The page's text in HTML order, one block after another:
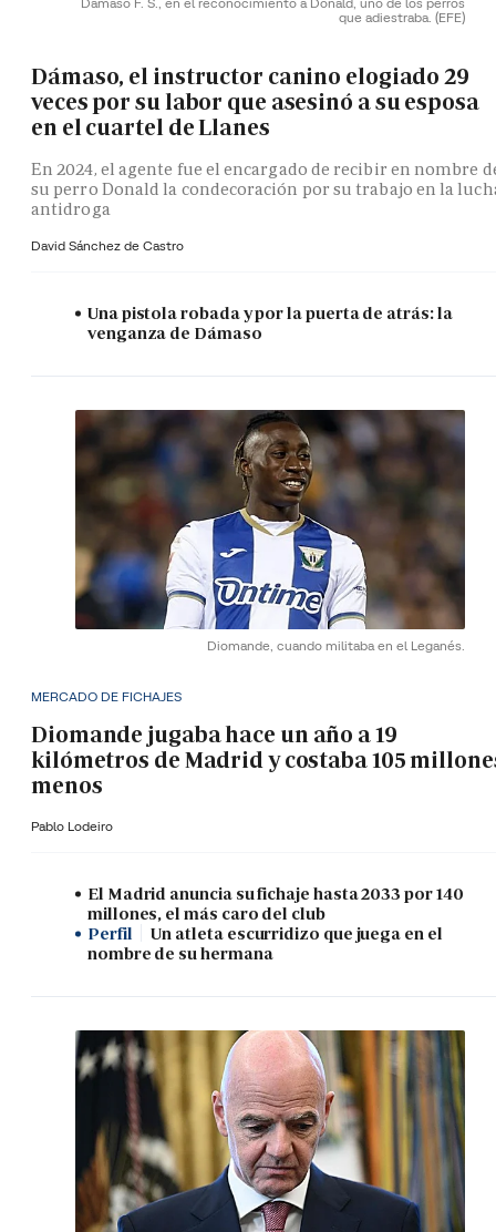
que adiestraba. (EFE)
Dámaso, el instructor canino elogiado 29
veces por su labor que asesinó a su esposa
en el cuartel de Llanes
En 2024, el agente fue el encargado de recibir en nombre
su perro Donald la condecoración por su trabajo en la
antidroga
David Sánchez de Castro
Una pistola robada y por la puerta de atrás: la
venganza de Dámaso
Diomande, cuando militaba en el Leganés.
MERCADO DE FICHAJES
Diomande jugaba hace un año a 19
kilómetros de Madrid y costaba 105
menos
Pablo Lodeiro
El Madrid anuncia su fichaje hasta 2033 por 140
millones, el más caro del club
Perfil
Un atleta escurridizo que juega en el
nombre de su hermana